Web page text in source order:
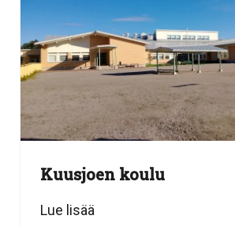
Kuusjoen koulu
Lue lisää